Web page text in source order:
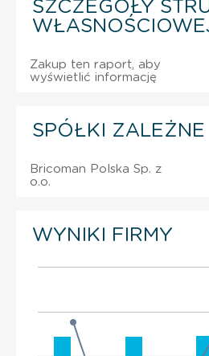
SZCZEGÓŁY
Zakup ten raport, aby
wyświetlić informację
SPÓŁKI ZALEŻNE
Bricoman Polska Sp. z
o.o.
WYNIKI FIRMY